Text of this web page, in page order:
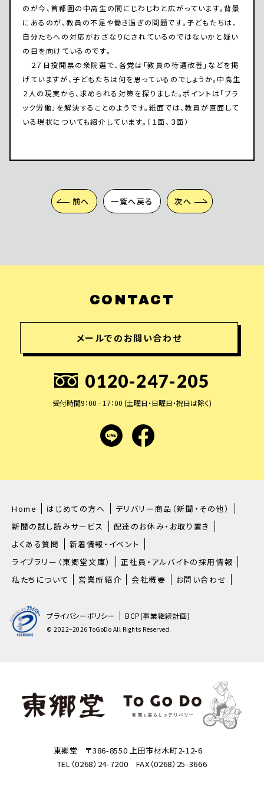
のが今、首都圏の中高生の間にじわじわと広がっています。背景
にあるのが、教員の不足や働き過ぎの問題です。子どもたちは、
自分たちへの対応がおざなりにされているのではないかと疑い
の目を向けているのです。
２７日投開票の衆院選で、各党は「教員の待遇改善」などを掲
げていますが、子どもたちは何を思っているのでしょうか。中高生
２人の現実から、求められる対策を探りました。ポイントは「ブラ
ック労働」を解決することのようです。紙面では、教員が直面して
いる現状についても紹介しています。（１面、３面）
前へ 一覧へ戻る 次へ
CONTACT
メールでのお問い合わせ
0120-247-205
受付時間9：00 - 17：00 (土曜日・日曜日・祝日は除く)
LINEfacebook
東郷堂 〒386-8550 上田市材木町2-12-6
TEL（0268）24-7200 FAX（0268）25-3666
Home はじめての方へ
デリバリー商品（新聞・その他）
新聞の試し読みサービス
配達のお休み・お取り置き
よくある質問
新着情報・イベント
ライブラリー（東郷堂文庫）
正社員・アルバイトの採用情報
私たちについて
営業所紹介 会社概要 お問い合わせ
プライバシーポリシー BCP(事業継続計画)
© 2022–2026 ToGoDo All Rights Reserved.